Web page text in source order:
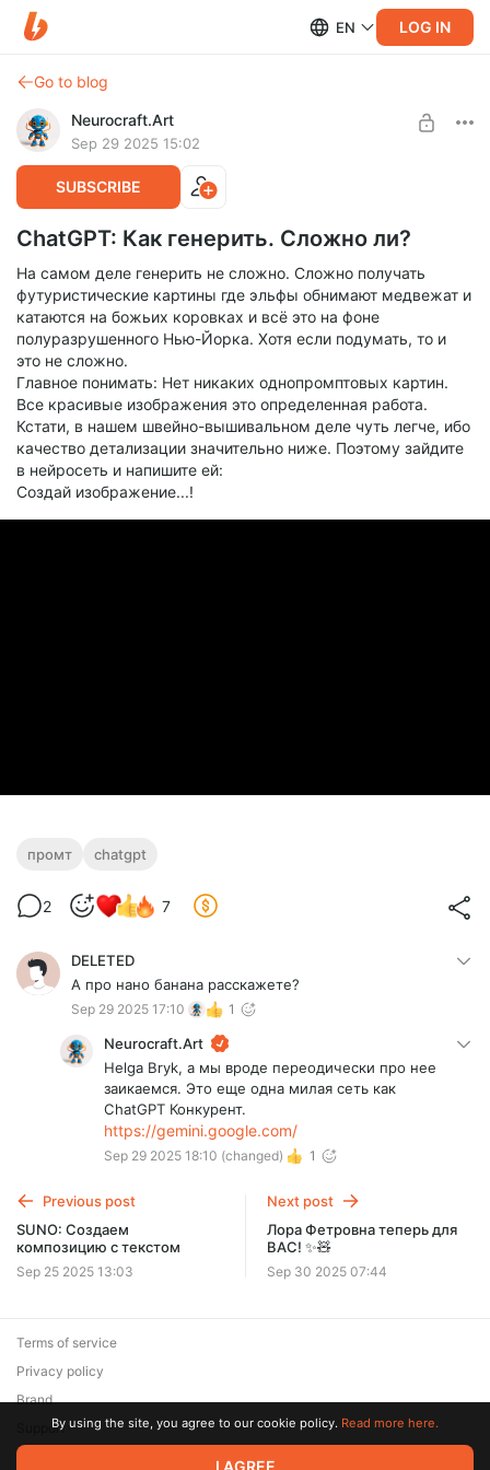
EN LOG IN
Go to blog
Neurocraft.Art
Sep 29 2025 15:02
SUBSCRIBE
ChatGPT: Как генерить. Сложно ли?
На самом деле генерить не сложно. Сложно получать
футуристические картины где эльфы обнимают медвежат и
катаются на божьих коровках и всё это на фоне
полуразрушенного Нью-Йорка. Хотя если подумать, то и
это не сложно.
Главное понимать: Нет никаких однопромптовых картин.
Все красивые изображения это определенная работа.
Кстати, в нашем швейно-вышивальном деле чуть легче, ибо
качество детализации значительно ниже. Поэтому зайдите
в нейросеть и напишите ей:
Создай изображение...!
промт chatgpt
2 7
DELETED
А про нано банана расскажете?
Sep 29 2025 17:10 1
Neurocraft.Art
Helga Bryk, а мы вроде переодически про нее
заикаемся. Это еще одна милая сеть как
ChatGPT Конкурент.
https://gemini.google.com/
Sep 29 2025 18:10 (changed) 1
Previous post
SUNO: Создаем
композицию с текстом
Sep 25 2025 13:03
Next post
Лора Фетровна теперь для
ВАС! ✨🧸
Sep 30 2025 07:44
© 2026 Zaya Solutions Limited. All rights reserved. All trademarks
Terms of service
Privacy policy
Brand
SupportBy using the site, you agree to our cookie policy. Read more here.
I AGREE